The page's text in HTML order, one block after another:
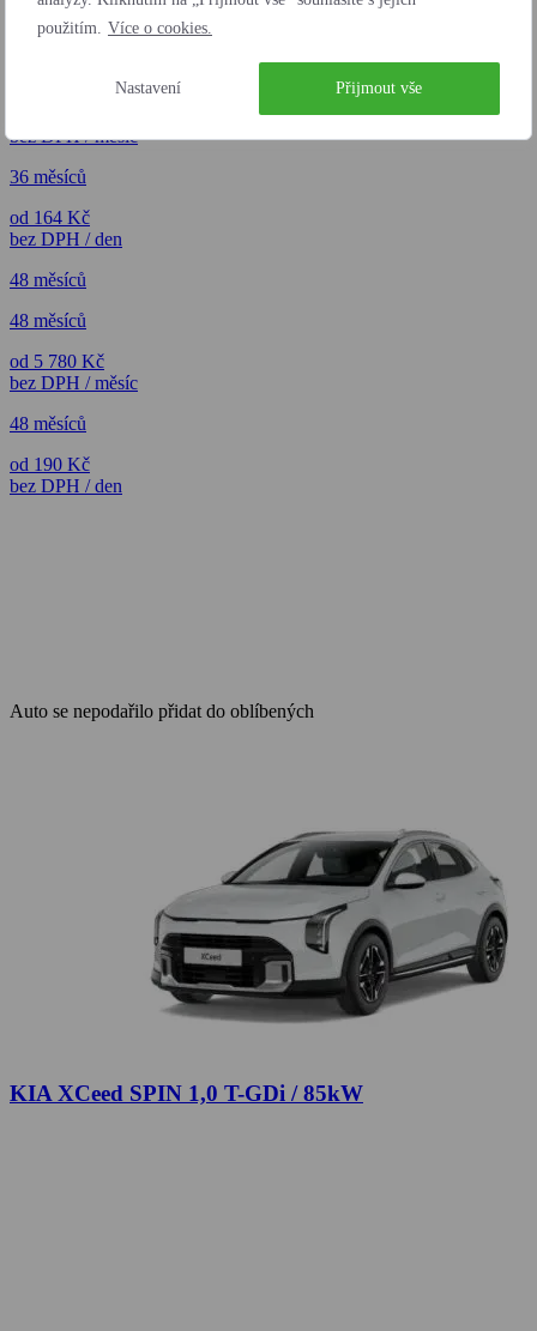
použitím. Více o cookies.
Nastavení Přijmout vše
36 měsíců
bez DPH / měsíc
36 měsíců
od 164 Kč
bez DPH / den
48 měsíců
48 měsíců
od 5 780 Kč
bez DPH / měsíc
48 měsíců
od 190 Kč
bez DPH / den
Auto se nepodařilo přidat do oblíbených
KIA XCeed SPIN 1,0 T-GDi / 85kW